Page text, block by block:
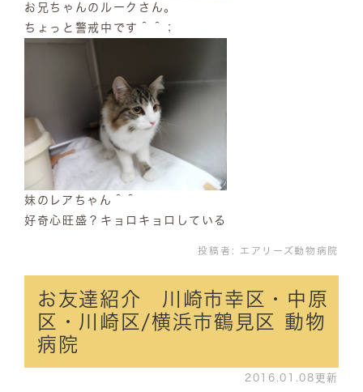
お兄ちゃんのルークさん。
ちょっと警戒中です＾＾；
妹のレアちゃん＾＾
好奇心旺盛？キョロキョロしている
投稿者: エアリーズ動物病院
お友達紹介 川崎市幸区・中原
区・川崎区/横浜市鶴見区 動物
病院
2016.01.08更新